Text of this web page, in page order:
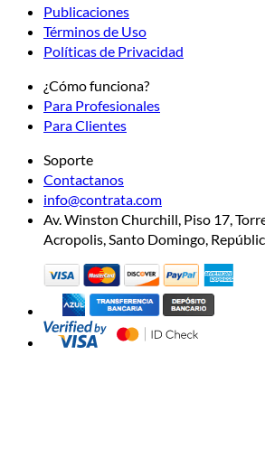
Publicaciones
Términos de Uso
Políticas de Privacidad
¿Cómo funciona?
Para Profesionales
Para Clientes
Soporte
Contactanos
info@contrata.com
Av. Winston Churchill, Piso 17,
Acropolis, Santo Domingo,